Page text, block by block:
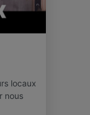
locaux
nous